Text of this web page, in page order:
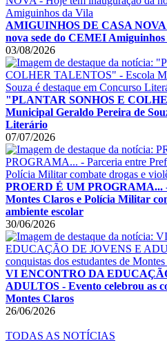
AMIGUINHOS DE CASA NOVA
nova sede do CEMEI
03/08/2026
"PLANTAR SONHOS E
Municipal Geraldo Pereira de
Literário
07/07/2026
PROERD É UM PROGRAMA...
Montes Claros e Polícia Militar
ambiente escolar
30/06/2026
VI ENCONTRO DA
ADULTOS - Evento celebrou as
Montes Claros
26/06/2026
TODAS AS NOTÍCIAS